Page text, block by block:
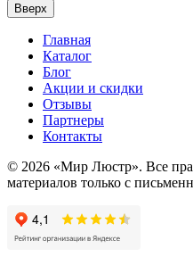
Вверх
Главная
Каталог
Блог
Акции и скидки
Отзывы
Партнеры
Контакты
© 2026 «Мир Люстр». Все
материалов только с